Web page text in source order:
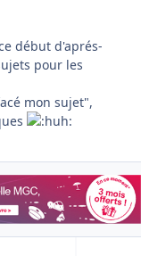
début d'aprés-
pour les
mon sujet",